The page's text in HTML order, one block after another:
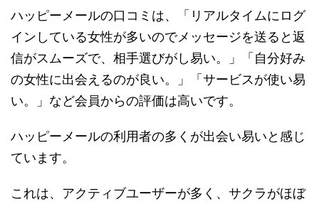
ハッピーメールの口コミは、「リアルタイムにログ
インしている女性が多いのでメッセージを送ると返
信がスムーズで、相手選びがし易い。」「自分好み
の女性に出会えるのが良い。」「サービスが使い易
い。」など会員からの評価は高いです。
ハッピーメールの利用者の多くが出会い易いと感じ
ています。
これは、アクティブユーザーが多く、サクラがほぼ